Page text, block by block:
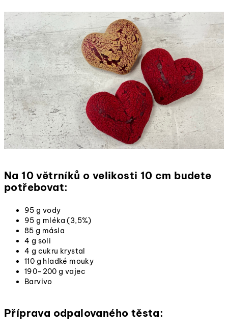
Na 10 větrníků o velikosti 10 cm budete
potřebovat:
95 g vody
95 g mléka (3,5%)
85 g másla
4 g soli
4 g cukru krystal
110 g hladké mouky
190–200 g vajec
Barvivo
Příprava odpalovaného těsta: